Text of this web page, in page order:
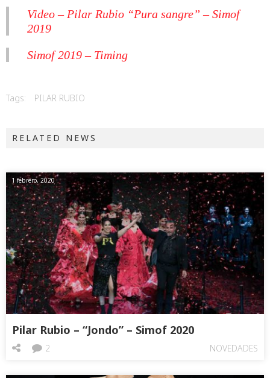
Video – Pilar Rubio “Pura sangre” – Simof
2019
Simof 2019 – Timing
Tags: PILAR RUBIO
RELATED NEWS
1 febrero, 2020
Pilar Rubio – “Jondo” – Simof 2020
NOVEDADES
2